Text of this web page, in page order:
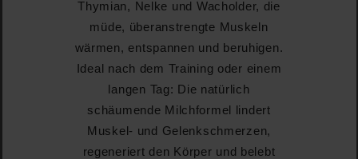
Thymian, Nelke und Wacholder, die
müde, überanstrengte Muskeln
wärmen, entspannen und beruhigen.
Ideal nach dem Training oder einem
langen Tag: Die natürlich
schäumende Milchformel lindert
Muskel- und Gelenkschmerzen,
regeneriert den Körper und belebt